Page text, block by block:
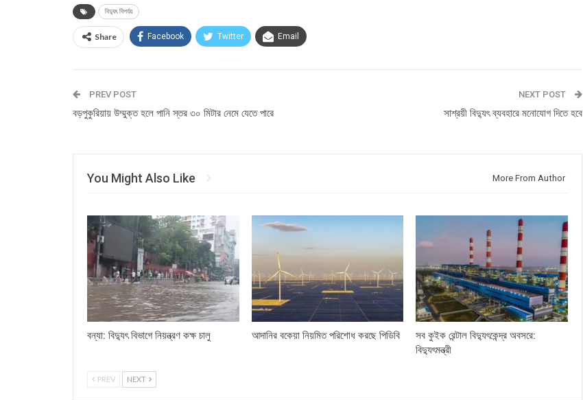
বিদ্যুৎ বিপর্যয়
Share Facebook Twitter Email
PREV POST
বড়পুকুরিয়ায় উম্মুক্ত হলে পানি স্তর ৩০ মিটার নেমে যেতে পারে
NEXT POST
সাশ্রয়ী বিদ্যুৎ ব্যবহারে মনোযোগ দিতে হবে
You Might Also Like More From Author
বন্যা: বিদ্যুৎ বিভাগে নিয়ন্ত্রণ কক্ষ চালু আদানির বকেয়া নিয়মিত পরিশোধ করছে পিডিবি
সব কুইক রেন্টাল বিদ্যুৎকেন্দ্র অবসরে:
বিদ্যুৎমন্ত্রী
PREV NEXT